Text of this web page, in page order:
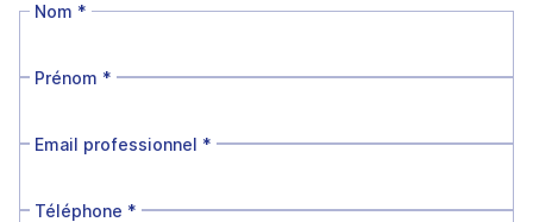
Nom *
Prénom *
Email professionnel *
Téléphone *